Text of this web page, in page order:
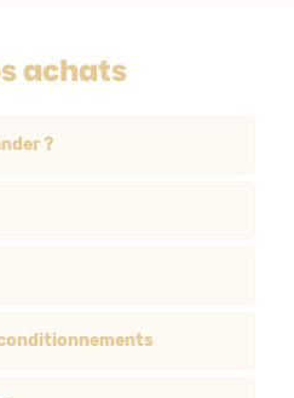
achats
?